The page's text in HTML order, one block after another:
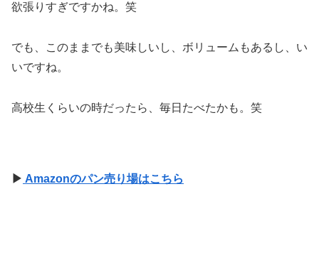
欲張りすぎですかね。笑
でも、このままでも美味しいし、ボリュームもあるし、い
いですね。
高校生くらいの時だったら、毎日たべたかも。笑
▶ Amazonのパン売り場はこちら